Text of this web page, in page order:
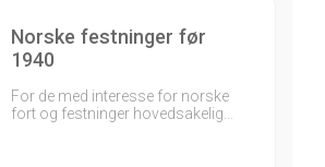
Norske festninger før
1940
For de med interesse for norske
fort og festninger hovedsakelig…